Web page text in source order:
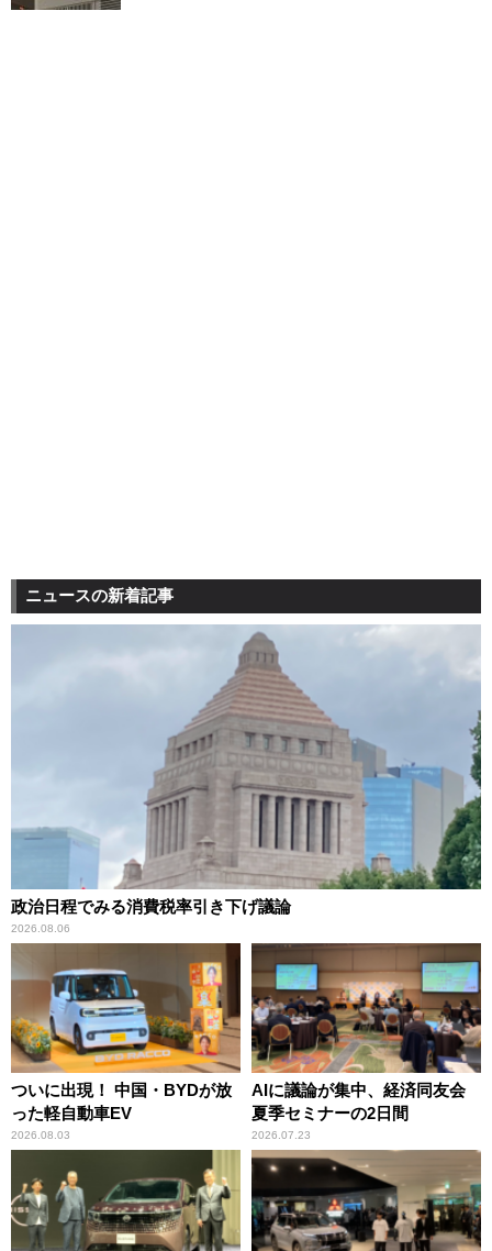
ニュースの新着記事
政治日程でみる消費税率引き下げ議論
2026.08.06
ついに出現！ 中国・BYDが放
った軽自動車EV
2026.08.03
AIに議論が集中、経済同友会
夏季セミナーの2日間
2026.07.23